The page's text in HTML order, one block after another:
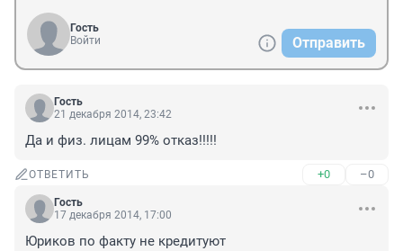
Гость
Войти
Отправить
Гость
21 декабря 2014, 23:42
Да и физ. лицам 99% отказ!!!!!
ОТВЕТИТЬ +0 –0
Гость
17 декабря 2014, 17:00
Юриков по факту не кредитуют